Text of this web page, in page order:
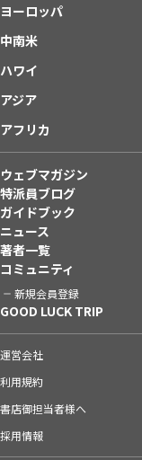
ヨーロッパ
中南米
ハワイ
アジア
アフリカ
ウェブマガジン
特派員ブログ
ガイドブック
ニュース
著者一覧
コミュニティ
新規会員登録
GOOD LUCK TRIP
運営会社
利用規約
書店御担当者様へ
採用情報